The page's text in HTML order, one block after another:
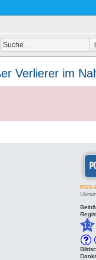
Verlierer im
RSS-
12